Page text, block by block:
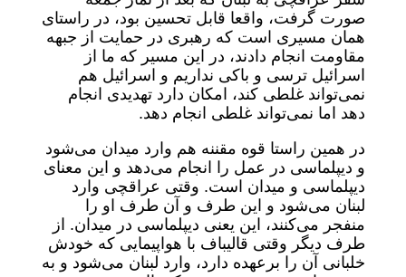
صورت گرفت، واقعا قابل تحسین بود، در راستای
همان مسیری است که رهبری در حمایت از جبهه
مقاومت انجام دادند، در این مسیر که ما از
اسرائیل ترسی و باکی نداریم و اسرائیل هم
نمی‌تواند غلطی کند، امکان دارد تهدیدی انجام
دهد اما نمی‌تواند غلطی انجام دهد.
در همین راستا قوه مقننه هم وارد میدان می‌شود
و دیپلماسی در عمل را انجام می‌دهد و این معنای
دیپلماسی و میدان است. وقتی عراقچی وارد
لبنان می‌شود و این طرف و آن طرف او را
منفجر می‌کنند، این یعنی دیپلماسی در میدان. از
طرف دیگر وقتی قالیباف با هواپیمایی که خودش
خلبانی آن را برعهده دارد، وارد لبنان می‌شود و به